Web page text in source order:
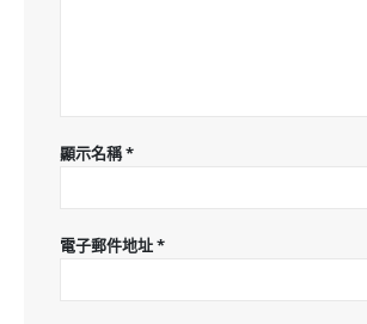
顯示名稱*
電子郵件地址*